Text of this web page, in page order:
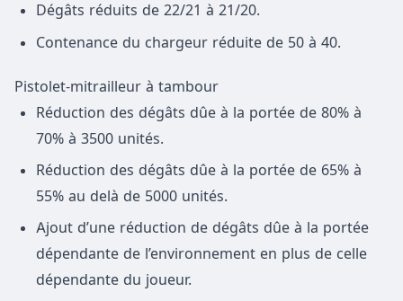
Dégâts réduits de 22/21 à 21/20.
Contenance du chargeur réduite de 50 à 40.
Pistolet-mitrailleur à tambour
Réduction des dégâts dûe à la portée de 80% à
70% à 3500 unités.
Réduction des dégâts dûe à la portée de 65% à
55% au delà de 5000 unités.
Ajout d’une réduction de dégâts dûe à la portée
dépendante de l’environnement en plus de celle
dépendante du joueur.